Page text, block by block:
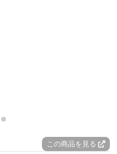
この商品を見る